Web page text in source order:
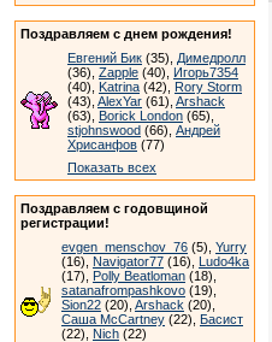
Поздравляем с днем рождения!
Евгений Бик (35), Димедролл
(36), Zapple (40), Игорь7354
(40), Katrina (42), Rory Storm
(43), AlexYar (61), Arshack
(63), Borick London (65),
stjohnswood (66), Андрей
Хрисанфов (77)
Показать всех
Поздравляем с годовщиной
регистрации!
evgen_menschov_76 (5), Yurry
(16), Navigator77 (16), Ludo4ka
(17), Polly Beatloman (18),
satanafrompashkovo (19),
Sion22 (20), Arshack (20),
Саша McCartney (22), Басист
(22), Nich (22)